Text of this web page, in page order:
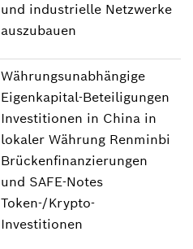
und industrielle Netzwerke
auszubauen
Währungsunabhängige
Eigenkapital-Beteiligungen
Investitionen in China in
lokaler Währung Renminbi
Brückenfinanzierungen
und SAFE-Notes
Token-/Krypto-
Investitionen